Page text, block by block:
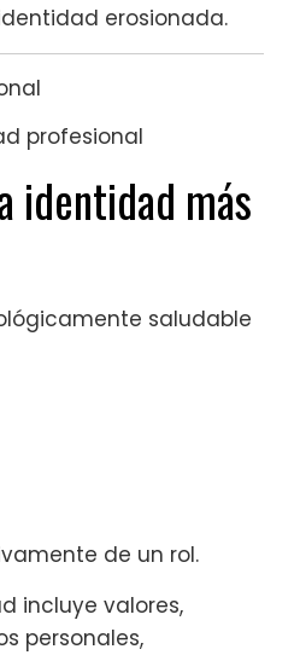
erosionada.
profesional
identidad más
saludable
de un rol.
incluye valores,
personales,